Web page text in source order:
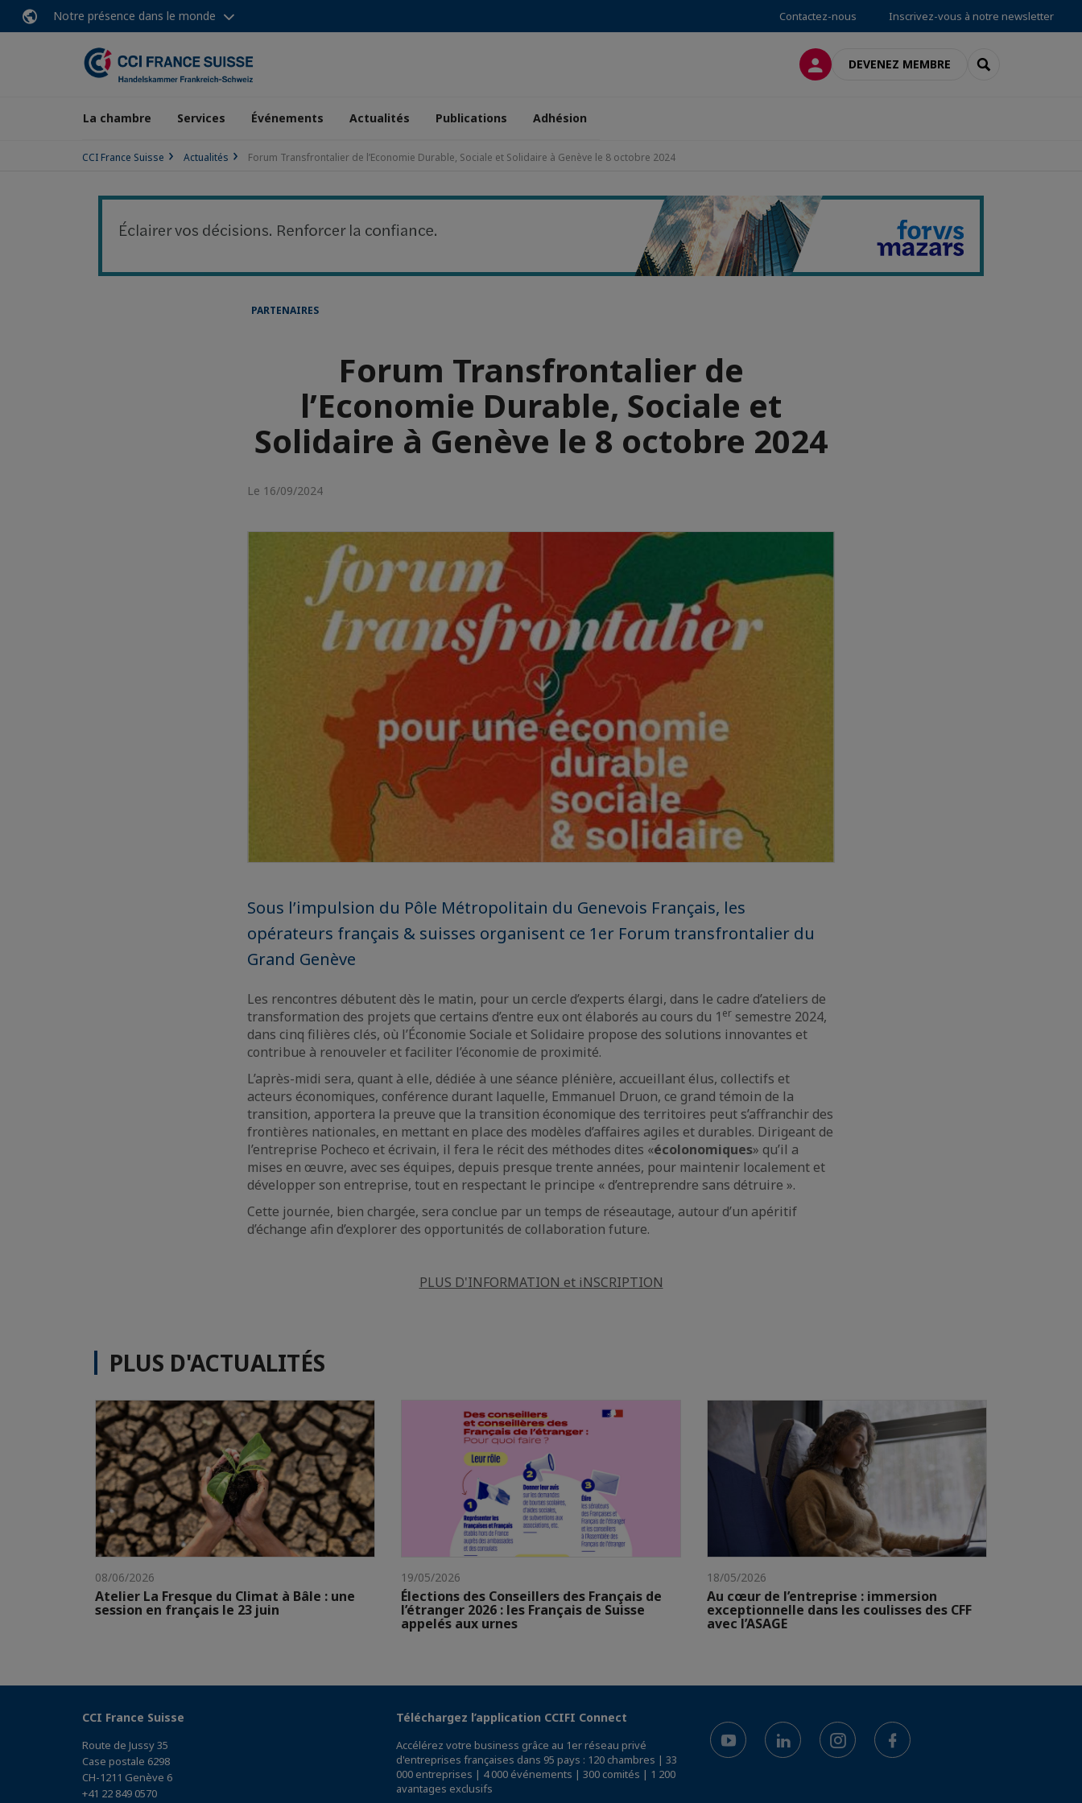
Notre présence dans le monde Contactez-nous Inscrivez-vous à notre newsletter
CONNEXIONDEVENEZ MEMBRE RECHERCHER
La chambre Services Événements Actualités Publications Adhésion
CCI France Suisse Actualités Forum Transfrontalier de l’Economie Durable, Sociale et Solidaire à Genève le 8 octobre 2024
PARTENAIRES
Forum Transfrontalier de
l’Economie Durable, Sociale et
Solidaire à Genève le 8 octobre 2024
Le 16/09/2024
Sous l’impulsion du Pôle Métropolitain du Genevois Français, les
opérateurs français & suisses organisent ce 1er Forum transfrontalier du
Grand Genève
Les rencontres débutent dès le matin, pour un cercle d’experts élargi, dans le cadre d’ateliers de
transformation des projets que certains d’entre eux ont élaborés au cours du 1 er semestre 2024,
dans cinq filières clés, où l’Économie Sociale et Solidaire propose des solutions innovantes et
contribue à renouveler et faciliter l’économie de proximité.
L’après-midi sera, quant à elle, dédiée à une séance plénière, accueillant élus, collectifs et
acteurs économiques, conférence durant laquelle, Emmanuel Druon, ce grand témoin de la
transition, apportera la preuve que la transition économique des territoires peut s’affranchir des
frontières nationales, en mettant en place des modèles d’affaires agiles et durables. Dirigeant de
l’entreprise Pocheco et écrivain, il fera le récit des méthodes dites «écolonomiques» qu’il a
mises en œuvre, avec ses équipes, depuis presque trente années, pour maintenir localement et
développer son entreprise, tout en respectant le principe « d’entreprendre sans détruire ».
Cette journée, bien chargée, sera conclue par un temps de réseautage, autour d’un apéritif
d’échange afin d’explorer des opportunités de collaboration future.
PLUS D'INFORMATION et iNSCRIPTION
PLUS D'ACTUALITÉS
08/06/2026
Atelier La Fresque du Climat à Bâle : une
session en français le 23 juin
19/05/2026
Élections des Conseillers des Français de
l’étranger 2026 : les Français de Suisse
appelés aux urnes
18/05/2026
Au cœur de l’entreprise : immersion
exceptionnelle dans les coulisses des CFF
avec l’ASAGE
CCI France Suisse
Route de Jussy 35
Case postale 6298
CH-1211 Genève 6
+41 22 849 0570
Téléchargez l’application CCIFI Connect
Accélérez votre business grâce au 1er réseau privé
d'entreprises françaises dans 95 pays : 120 chambres | 33
000 entreprises | 4 000 événements | 300 comités | 1 200
avantages exclusifs